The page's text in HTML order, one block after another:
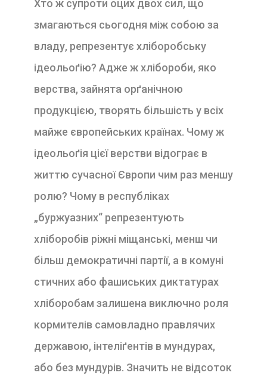
Хто ж супроти оцих двох сил, що
змагаються сьогодня між собою за
владу, репрезентує хліборобську
ідеольоґію? Адже ж хлібороби, яко
верства, зайнята орґанічною
продукцією, творять більшість у всіх
майже європейських країнах. Чому ж
ідеольоґія цієї верстви відограє в
життю сучасної Європи чим раз меншу
ролю? Чому в республіках
„буржуазних“ репрезентують
хліборобів ріжні міщанські, менш чи
більш демократичні партії, а в комуні
стичних або фашиських диктатурах
хліборобам залишена виключно роля
кормителів самовладно правлячих
державою, інтеліґентів в мундурах,
або без мундурів. Значить не відсоток